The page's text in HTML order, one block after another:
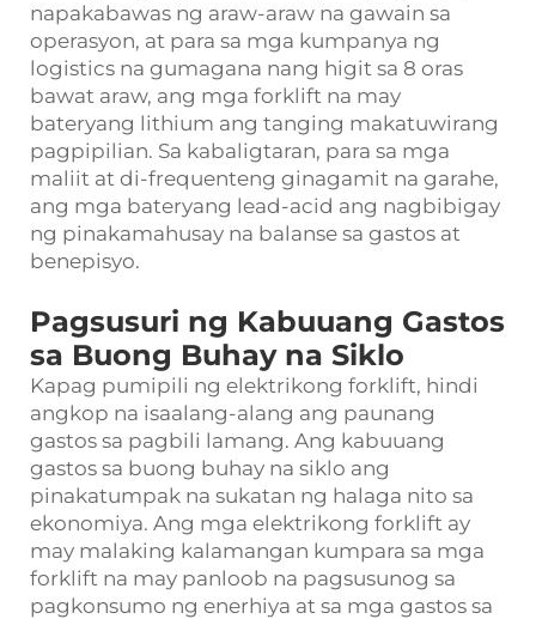
napakabawas ng araw-araw na gawain sa
operasyon, at para sa mga kumpanya ng
logistics na gumagana nang higit sa 8 oras
bawat araw, ang mga forklift na may
bateryang lithium ang tanging makatuwirang
pagpipilian. Sa kabaligtaran, para sa mga
maliit at di-frequenteng ginagamit na garahe,
ang mga bateryang lead-acid ang nagbibigay
ng pinakamahusay na balanse sa gastos at
benepisyo.
Pagsusuri ng Kabuuang Gastos
sa Buong Buhay na Siklo
Kapag pumipili ng elektrikong forklift, hindi
angkop na isaalang-alang ang paunang
gastos sa pagbili lamang. Ang kabuuang
gastos sa buong buhay na siklo ang
pinakatumpak na sukatan ng halaga nito sa
ekonomiya. Ang mga elektrikong forklift ay
may malaking kalamangan kumpara sa mga
forklift na may panloob na pagsusunog sa
pagkonsumo ng enerhiya at sa mga gastos sa